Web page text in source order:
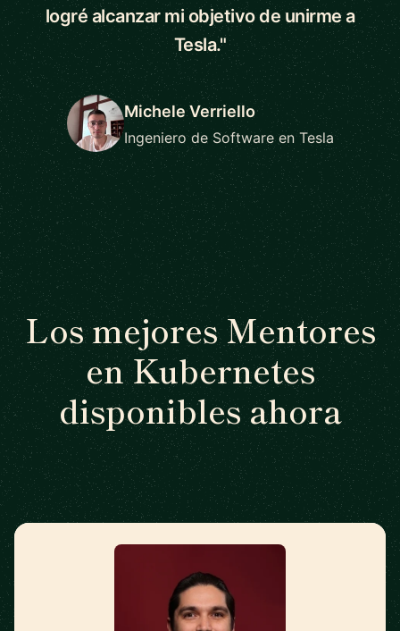
logré alcanzar mi objetivo de unirme a
Tesla."
Michele Verriello
Ingeniero de Software en Tesla
Los mejores Mentores
en Kubernetes
disponibles ahora